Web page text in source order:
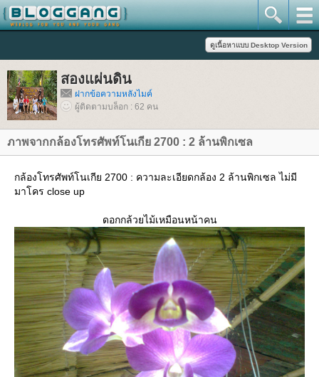
สองแผ่นดิน
ฝากข้อความหลังไมค์
ผู้ติดตามบล็อก : 62 คน
ภาพจากกล้องโทรศัพท์โนเกีย 2700 : 2 ล้านพิกเซล
กล้องโทรศัพท์โนเกีย 2700 : ความละเอียดกล้อง 2 ล้านพิกเซล ไม่มี
มาโคร close up
ดอกกล้วยไม้เหมือนหน้าคน